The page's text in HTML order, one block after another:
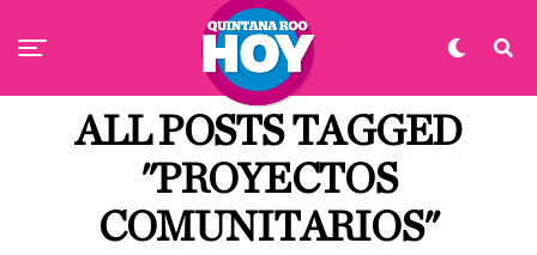
ALL POSTS TAGGED
"PROYECTOS
COMUNITARIOS"